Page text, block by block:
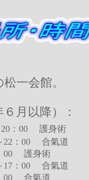
一会館。
月以降）：
20：00 護身術
合氣道
00 護身術
合氣道
00 合氣道